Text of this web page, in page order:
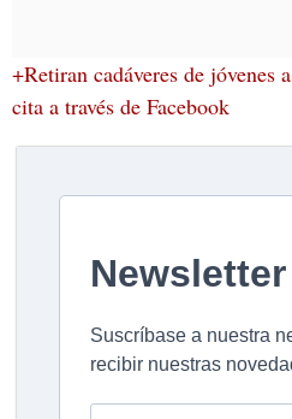
+Retiran cadáveres de jóvenes
cita a través de Facebook